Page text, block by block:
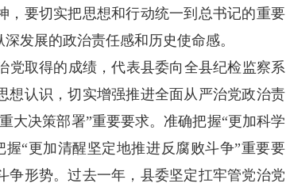
，要切实把思想和行动统一到总书记的重要
发展的政治责任感和历史使命感。
取得的成绩，代表县委向全县纪检监察系
想认识，切实增强推进全面从严治党政治责
大决策部署”重要要求。准确把握“更加科学
“更加清醒坚定地推进反腐败斗争”重要要
争形势。过去一年，县委坚定扛牢管党治党